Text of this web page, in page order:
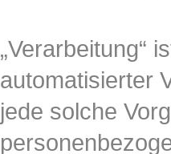
„Verarbeitung“
automatisierter
jede solche